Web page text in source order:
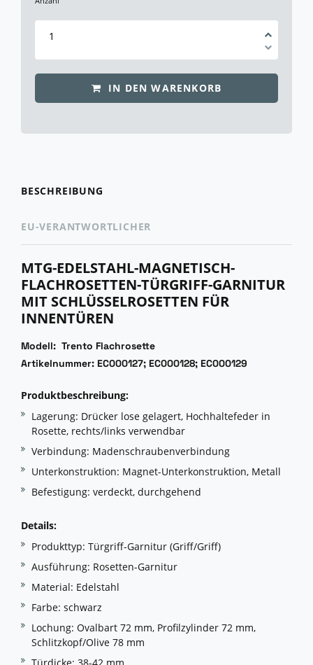
IN DEN WARENKORB
BESCHREIBUNG
EU-VERANTWORTLICHER
MTG-EDELSTAHL-MAGNETISCH-
FLACHROSETTEN-TÜRGRIFF-GARNITUR
MIT SCHLÜSSELROSETTEN FÜR
INNENTÜREN
Modell: Trento Flachrosette
Artikelnummer: EC000127; EC000128; EC000129
ProduktbeschreibunG:
Lagerung: Drücker lose gelagert, Hochhaltefeder in
Rosette, rechts/links verwendbar
Verbindung: Madenschraubenverbindung
Unterkonstruktion: Magnet-Unterkonstruktion, Metall
Befestigung: verdeckt, durchgehend
Details:
Produkttyp: Türgriff-Garnitur (Griff/Griff)
Ausführung: Rosetten-Garnitur
Material: Edelstahl
Farbe: schwarz
Lochung: Ovalbart 72 mm, Profilzylinder 72 mm,
Schlitzkopf/Olive 78 mm